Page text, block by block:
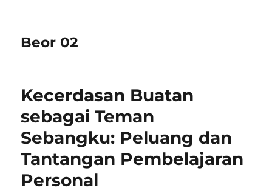
Beor 02
Kecerdasan Buatan
sebagai Teman
Sebangku: Peluang dan
Tantangan Pembelajaran
Personal